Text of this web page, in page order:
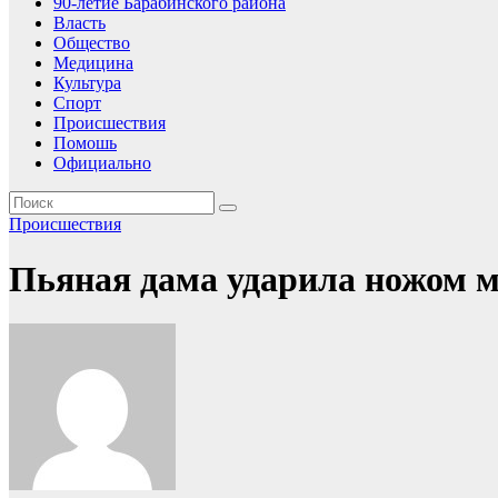
Власть
Общество
Медицина
Культура
Спорт
Происшествия
Помошь
Официально
Происшествия
Пьяная дама ударила ножом